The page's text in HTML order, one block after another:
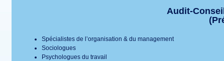
Audit-
Spécialistes de l’organisation & du management
Sociologues
Psychologues du travail